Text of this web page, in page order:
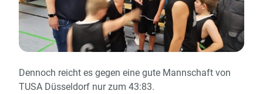
Dennoch reicht es gegen eine gute Mannschaft von
TUSA Düsseldorf nur zum 43:83.